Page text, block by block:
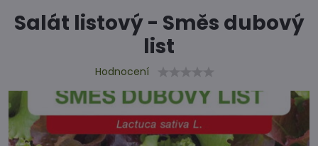
Salát listový - Směs dubový
list
Hodnocení